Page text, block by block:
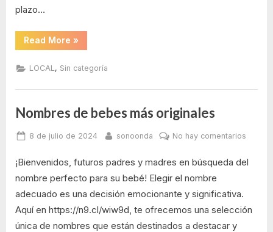
plazo…
Read More “Juez
dispone
la
UNIVERSIDAD
Pedir
DANA
»
LOCAL, Sin categoría
Nombres de bebes más originales
Posted
8 de julio de 2024 By
sonoonda No hay comentarios
de
¡Bienvenidos, futuros padres y madres en búsqueda del
nombre perfecto para su bebé! Elegir el nombre
adecuado es una decisión emocionante y significativa.
Aquí en https://n9.cl/wiw9d, te ofrecemos una selección
única de nombres que están destinados a destacar y